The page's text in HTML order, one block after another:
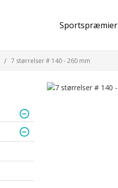
Sportspræmier
7 størrelser # 140 - 260 mm